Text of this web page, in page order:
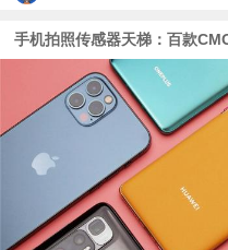
手机拍照传感器天梯：百款